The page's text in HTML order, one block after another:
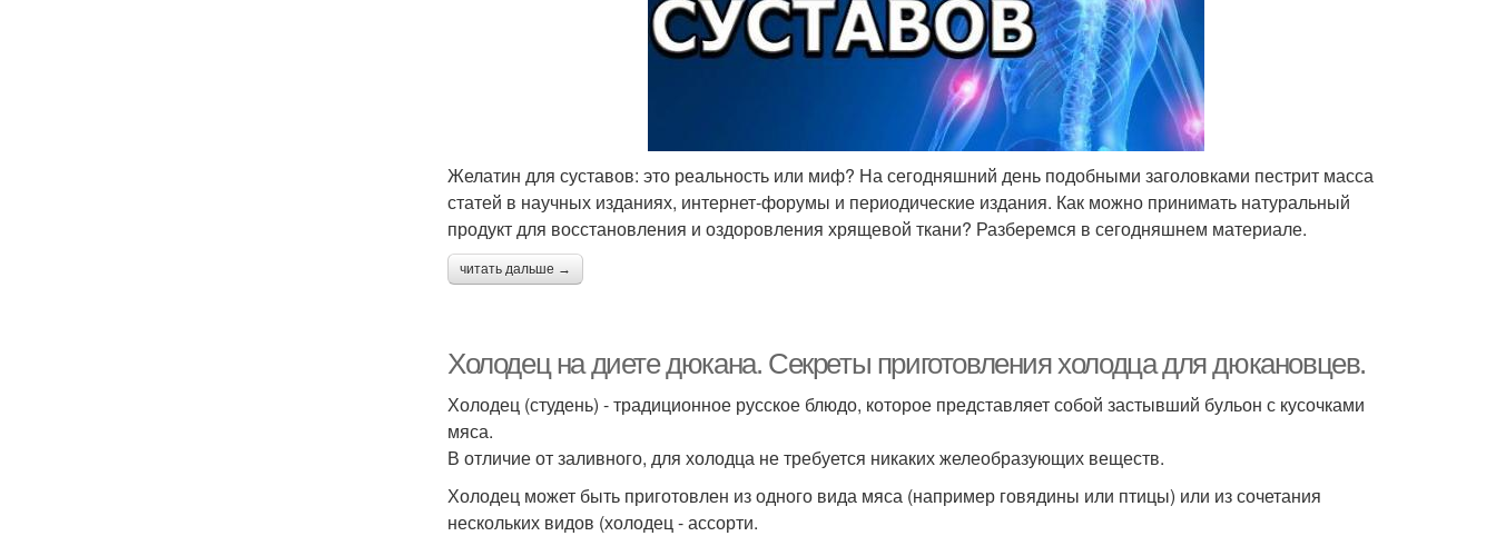
Желатин для суставов: это реальность или миф? На сегодняшний день подобными заголовками пестрит масса
статей в научных изданиях, интернет-форумы и периодические издания. Как можно принимать натуральный
продукт для восстановления и оздоровления хрящевой ткани? Разберемся в сегодняшнем материале.
читать дальше →
Холодец на диете дюкана. Секреты приготовления холодца для дюкановцев.
Холодец (студень) - традиционное русское блюдо, которое представляет собой застывший бульон с кусочками
мяса.
В отличие от заливного, для холодца не требуется никаких желеобразующих веществ.
Холодец может быть приготовлен из одного вида мяса (например говядины или птицы) или из сочетания
нескольких видов (холодец - ассорти.